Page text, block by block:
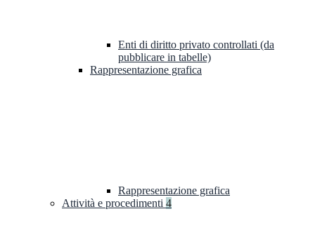
Enti di diritto privato controllati (da
pubblicare in tabelle)
Rappresentazione grafica
Rappresentazione grafica
Attività e procedimenti 4